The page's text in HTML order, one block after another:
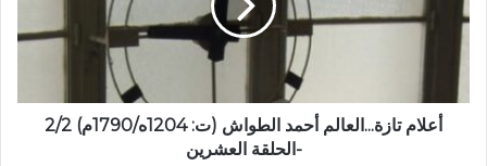
ر
م
ة
أعلام تازة...العالم أحمد الطواش (ت: 1204ه/1790م) 2/2
-الحلقة العشرين